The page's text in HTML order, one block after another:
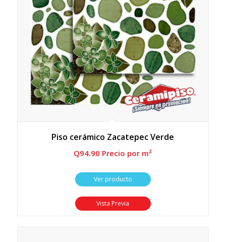
Piso cerámico Zacatepec Verde
Q94.90 Precio por m²
Ver producto
Vista Previa